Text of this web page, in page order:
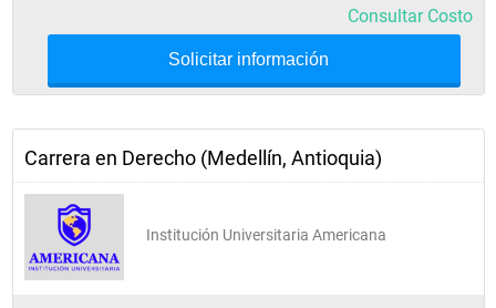
Consultar Costo
Solicitar información
Carrera en Derecho (Medellín, Antioquia)
Institución Universitaria Americana